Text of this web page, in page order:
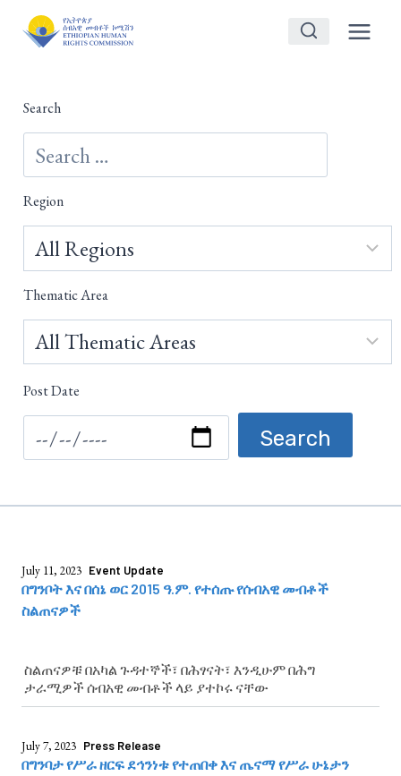
Search
Region
Thematic Area
Post Date
July 11, 2023 Event Update
በግንቦት እና በሰኔ ወር 2015 ዓ.ም. የተሰጡ የሰብአዊ መብቶች
ስልጠናዎች
ስልጠናዎቹ በአካል ጉዳተኞች፣ በሕፃናት፣ እንዲሁም በሕግ
ታራሚዎች ሰብአዊ መብቶች ላይ ያተኮሩ ናቸው
July 7, 2023 Press Release
በግንባታ የሥራ ዘርፍ ደኅንነቱ የተጠበቀ እና ጤናማ የሥራ ሁኔታን